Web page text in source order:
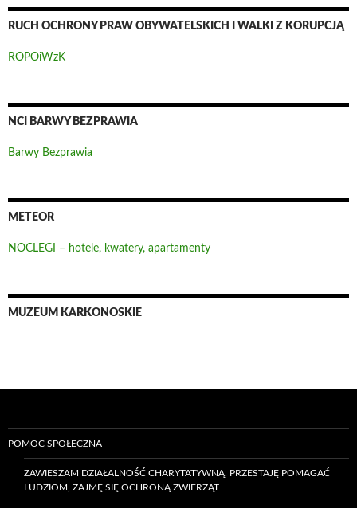
RUCH OCHRONY PRAW OBYWATELSKICH I WALKI Z KORUPCJĄ
ROPOiWzK
NCI BARWY BEZPRAWIA
Barwy Bezprawia
METEOR
NOCLEGI – hotele, kwatery, apartamenty
MUZEUM KARKONOSKIE
POMOC SPOŁECZNA
ZAWIESZAM DZIAŁALNOŚĆ CHARYTATYWNĄ, PRZESTAJĘ POMAGAĆ
LUDZIOM, ZAJMĘ SIĘ OCHRONĄ ZWIERZĄT